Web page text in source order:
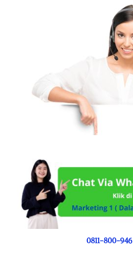
0811-800-946